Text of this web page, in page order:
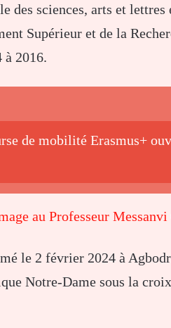
des sciences, arts et
Supérieur et de la
à 2016.
de mobilité Erasmus+
au Professeur Messanvi
le 2 février 2024 à
Notre-Dame sous la